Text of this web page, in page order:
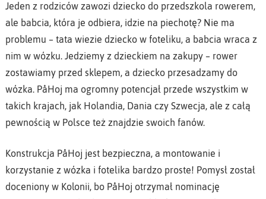
Jeden z rodziców zawozi dziecko do przedszkola rowerem,
ale babcia, która je odbiera, idzie na piechotę? Nie ma
problemu – tata wiezie dziecko w foteliku, a babcia wraca z
nim w wózku. Jedziemy z dzieckiem na zakupy – rower
zostawiamy przed sklepem, a dziecko przesadzamy do
wózka. PåHoj ma ogromny potencjał przede wszystkim w
takich krajach, jak Holandia, Dania czy Szwecja, ale z całą
pewnością w Polsce też znajdzie swoich fanów.
Konstrukcja PåHoj jest bezpieczna, a montowanie i
korzystanie z wózka i fotelika bardzo proste! Pomysł został
doceniony w Kolonii, bo PåHoj otrzymał nominację